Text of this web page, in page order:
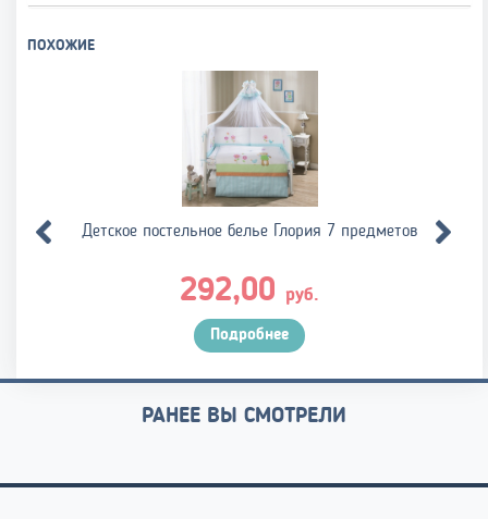
ПОХОЖИЕ
Детское постельное белье Глория 7 предметов
292,00 руб.
Подробнее
РАНЕЕ ВЫ СМОТРЕЛИ